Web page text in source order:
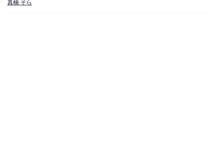
真楠 そら